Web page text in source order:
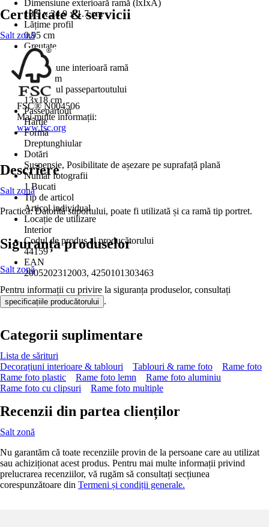
Dimensiune exterioară ramă (lxÎxA)
18.9 x 24.9 x 1.7 cm
Lățime profil
0,95 cm
Greutate
0,4 kg
Dimensiune interioară ramă
18x24 cm
Decupajul passepartoutului
13x18 cm
Passepartout
Hârtie
Formă
Dreptunghiular
Dotări
Suspensie, Posibilitate de așezare pe suprafață plană
Număr fotografii
1 Bucati
Tip de articol
Articol individual
Locație de utilizare
Interior
Codul de produs al producătorului
44159
EAN
2005202312003, 4250101303463
Certificate & servicii
Salt zonă
FSC® N004506
Mai multe informații:
www.fsc.org
Descriere
Salt zonă
Practică: Datorită suportului, poate fi utilizată și ca ramă tip portret.
Siguranța produselor
Salt zonă
Pentru informații cu privire la siguranța produselor, consultați
specificațiile producătorului .
Categorii suplimentare
Lista de sărituri
Decorațiuni interioare & tablouri
Tablouri & rame foto
Rame foto
Rame foto plastic
Rame foto lemn
Rame foto aluminiu
Rame foto cu clipsuri
Rame foto multiple
Recenzii din partea clienților
Salt zonă
Nu garantăm că toate recenziile provin de la persoane care au utilizat
sau achiziționat acest produs. Pentru mai multe informații privind
prelucrarea recenziilor, vă rugăm să consultați secțiunea
corespunzătoare din Termeni și condiții generale.